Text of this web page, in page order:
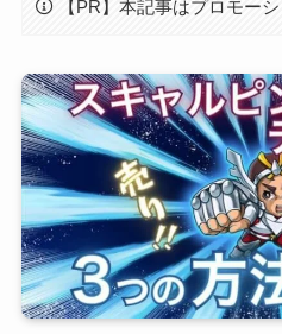
【PR】本記事はプロモー